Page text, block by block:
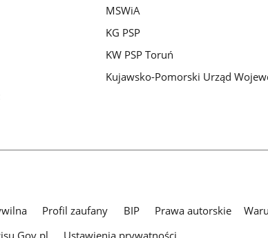
MSWiA
KG PSP
KW PSP Toruń
Kujawsko-Pomorski Urząd
Profil zaufany BIP Prawa autorskie
Gov.pl
Ustawienia prywatności